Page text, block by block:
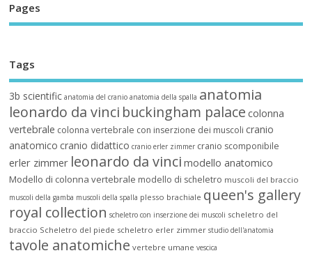
Pages
Tags
3b scientific anatomia del cranio anatomia della spalla anatomia
leonardo da vinci buckingham palace colonna
vertebrale colonna vertebrale con inserzione dei muscoli cranio
anatomico cranio didattico cranio erler zimmer cranio scomponibile
erler zimmer leonardo da vinci modello anatomico
Modello di colonna vertebrale modello di scheletro muscoli del braccio
muscoli della gamba muscoli della spalla plesso brachiale queen's gallery
royal collection scheletro con inserzione dei muscoli scheletro del
braccio Scheletro del piede scheletro erler zimmer studio dell'anatomia
tavole anatomiche vertebre umane vescica